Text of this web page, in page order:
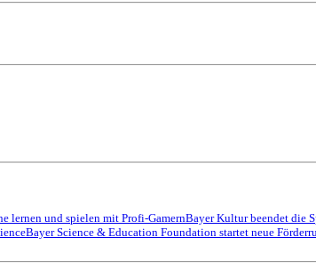
lernen und spielen mit Profi-GamernBayer Kultur beendet die
Bayer Science & Education Foundation startet neue